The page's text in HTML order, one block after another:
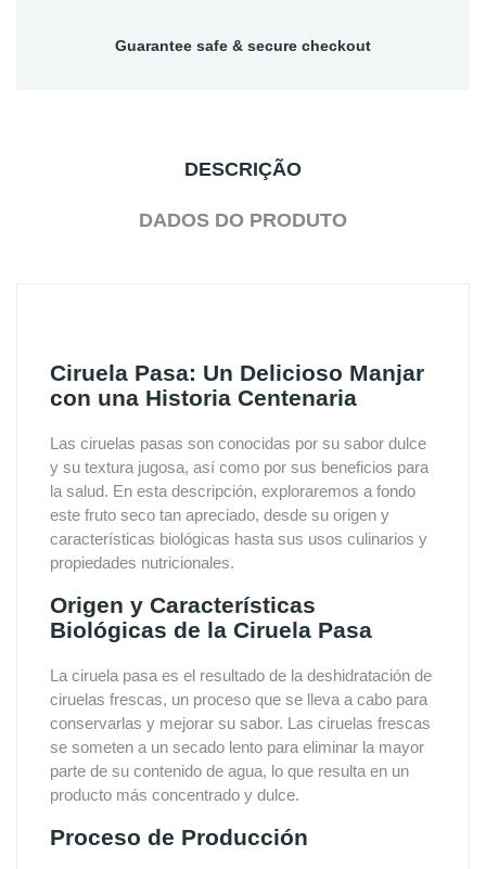
Guarantee safe & secure checkout
DESCRIÇÃO
DADOS DO PRODUTO
Ciruela Pasa: Un Delicioso Manjar
con una Historia Centenaria
Las ciruelas pasas son conocidas por su sabor dulce
y su textura jugosa, así como por sus beneficios para
la salud. En esta descripción, exploraremos a fondo
este fruto seco tan apreciado, desde su origen y
características biológicas hasta sus usos culinarios y
propiedades nutricionales.
Origen y Características
Biológicas de la Ciruela Pasa
La ciruela pasa es el resultado de la deshidratación de
ciruelas frescas, un proceso que se lleva a cabo para
conservarlas y mejorar su sabor. Las ciruelas frescas
se someten a un secado lento para eliminar la mayor
parte de su contenido de agua, lo que resulta en un
producto más concentrado y dulce.
Proceso de Producción